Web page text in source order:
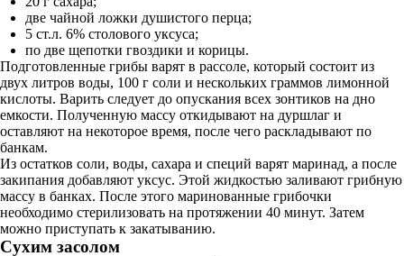
две чайной ложки душистого перца;
5 ст.л. 6% столового уксуса;
по две щепотки гвоздики и корицы.
Подготовленные грибы варят в рассоле, который состоит из
двух литров воды, 100 г соли и нескольких граммов лимонной
кислоты. Варить следует до опускания всех зонтиков на дно
емкости. Полученную массу откидывают на дуршлаг и
оставляют на некоторое время, после чего раскладывают по
банкам.
Из остатков соли, воды, сахара и специй варят маринад, а после
закипания добавляют уксус. Этой жидкостью заливают грибную
массу в банках. После этого маринованные грибочки
необходимо стерилизовать на протяжении 40 минут. Затем
можно приступать к закатыванию.
Сухим засолом